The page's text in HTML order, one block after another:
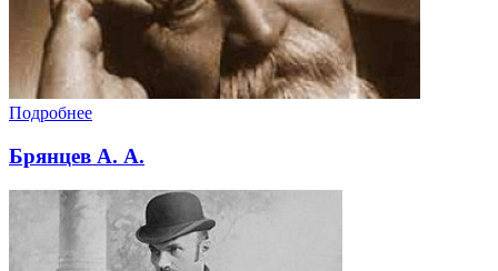
Подробнее
Брянцев А. А.